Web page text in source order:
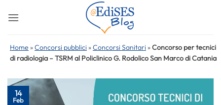
Home »Concorsi pubblici »Concorsi Sanitari »Concorso per tecnici
di radiologia – TSRM al Policlinico G. Rodolico San Marco di Catania
14
Feb